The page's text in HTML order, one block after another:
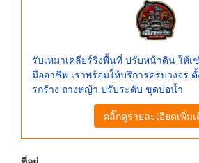
รับเหมาเคลียร์ริ่งพื้นที่ ปรับหน้าดิน ให้เ
มืออาชีพ เราพร้อมให้บริการครบวงจร
รกร้าง ถางหญ้า ปรับระดับ ขุดบ่อน้ำ
คลิ๊กดูรายละเอียดเพิ่ม